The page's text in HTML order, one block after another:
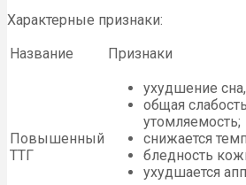
Характерные признаки:
Название
Признаки
Повышенный
ТТГ
ухудшение
общая
утомляемость;
снижается
бледность
ухудшается